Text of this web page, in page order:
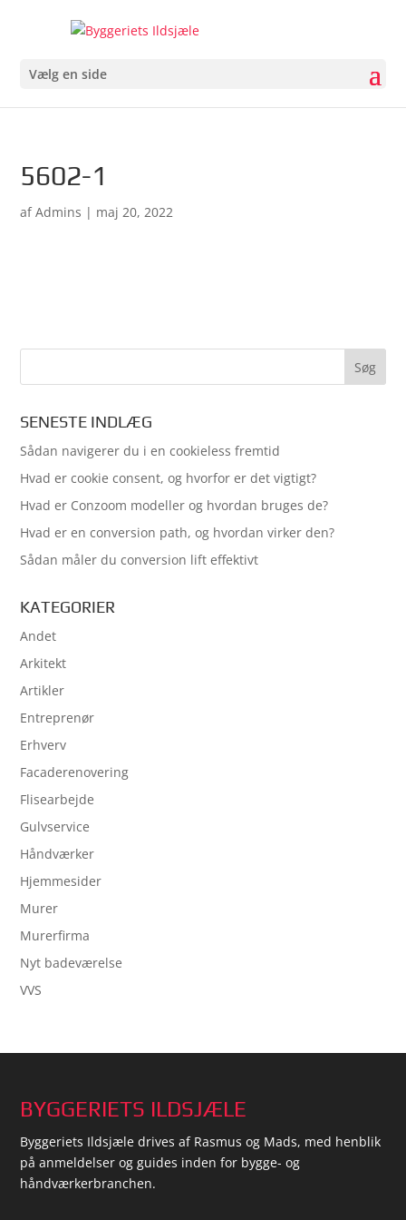
Vælg en side
5602-1
afAdmins | maj 20, 2022
SENESTE INDLÆG
Sådan navigerer du i en cookieless fremtid
Hvad er cookie consent, og hvorfor er det vigtigt?
Hvad er Conzoom modeller og hvordan bruges de?
Hvad er en conversion path, og hvordan virker den?
Sådan måler du conversion lift effektivt
KATEGORIER
Andet
Arkitekt
Artikler
Entreprenør
Erhverv
Facaderenovering
Flisearbejde
Gulvservice
Håndværker
Hjemmesider
Murer
Murerfirma
Nyt badeværelse
VVS
BYGGERIETS ILDSJÆLE
Byggeriets Ildsjæle drives af Rasmus og Mads, med henblik
på anmeldelser og guides inden for bygge- og
håndværkerbranchen.